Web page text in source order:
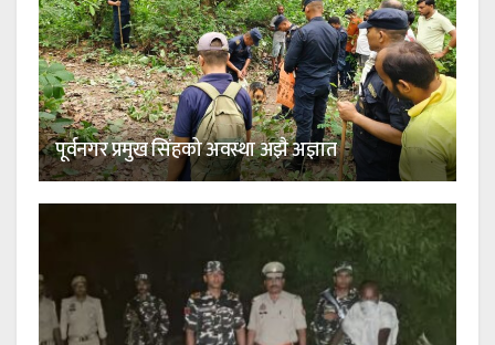
पूर्वनगर प्रमुख सिंहको अवस्था अझै अज्ञात